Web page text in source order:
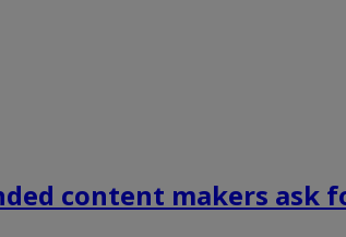
content makers ask